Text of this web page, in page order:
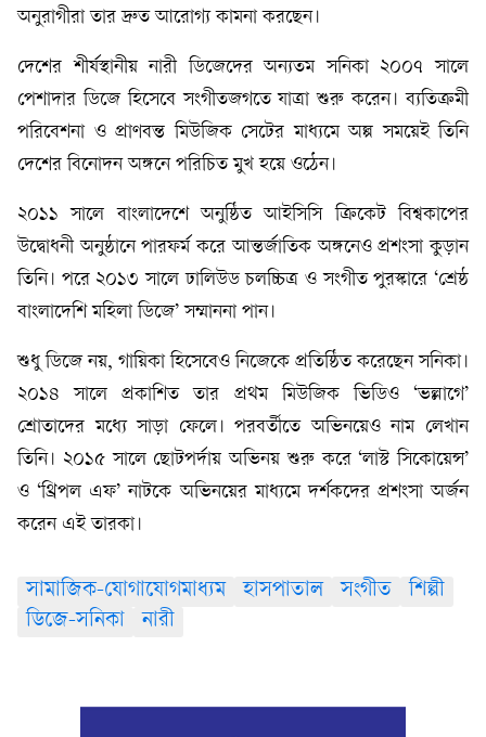
অনুরাগীরা তার দ্রুত আরোগ্য কামনা করছেন।
দেশের শীর্ষস্থানীয় নারী ডিজেদের অন্যতম সনিকা ২০০৭ সালে
পেশাদার ডিজে হিসেবে সংগীতজগতে যাত্রা শুরু করেন। ব্যতিক্রমী
পরিবেশনা ও প্রাণবন্ত মিউজিক সেটের মাধ্যমে অল্প সময়েই তিনি
দেশের বিনোদন অঙ্গনে পরিচিত মুখ হয়ে ওঠেন।
২০১১ সালে বাংলাদেশে অনুষ্ঠিত আইসিসি ক্রিকেট বিশ্বকাপের
উদ্বোধনী অনুষ্ঠানে পারফর্ম করে আন্তর্জাতিক অঙ্গনেও প্রশংসা কুড়ান
তিনি। পরে ২০১৩ সালে ঢালিউড চলচ্চিত্র ও সংগীত পুরস্কারে ‘শ্রেষ্ঠ
বাংলাদেশি মহিলা ডিজে’ সম্মাননা পান।
শুধু ডিজে নয়, গায়িকা হিসেবেও নিজেকে প্রতিষ্ঠিত করেছেন সনিকা।
২০১৪ সালে প্রকাশিত তার প্রথম মিউজিক ভিডিও ‘ভল্লাগে’
শ্রোতাদের মধ্যে সাড়া ফেলে। পরবর্তীতে অভিনয়েও নাম লেখান
তিনি। ২০১৫ সালে ছোটপর্দায় অভিনয় শুরু করে ‘লাস্ট সিকোয়েন্স’
ও ‘থ্রিপল এফ’ নাটকে অভিনয়ের মাধ্যমে দর্শকদের প্রশংসা অর্জন
করেন এই তারকা।
সামাজিক-যোগাযোগমাধ্যম হাসপাতাল সংগীত
শিল্পী
ডিজে-সনিকা
নারী